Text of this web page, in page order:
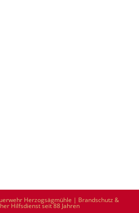
Herzogsägmühle | Brandschutz &
Hilfsdienst seit 88 Jahren